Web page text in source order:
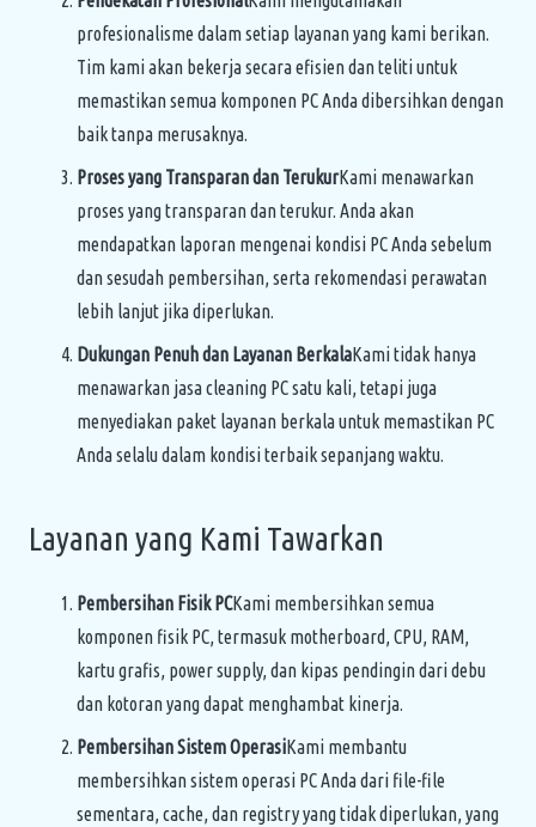
profesionalisme dalam setiap layanan yang kami berikan.
Tim kami akan bekerja secara efisien dan teliti untuk
memastikan semua komponen PC Anda dibersihkan dengan
baik tanpa merusaknya.
Proses yang Transparan dan TerukurKami menawarkan
proses yang transparan dan terukur. Anda akan
mendapatkan laporan mengenai kondisi PC Anda sebelum
dan sesudah pembersihan, serta rekomendasi perawatan
lebih lanjut jika diperlukan.
Dukungan Penuh dan Layanan BerkalaKami tidak hanya
menawarkan jasa cleaning PC satu kali, tetapi juga
menyediakan paket layanan berkala untuk memastikan PC
Anda selalu dalam kondisi terbaik sepanjang waktu.
Layanan yang Kami Tawarkan
Pembersihan Fisik PCKami membersihkan semua
komponen fisik PC, termasuk motherboard, CPU, RAM,
kartu grafis, power supply, dan kipas pendingin dari debu
dan kotoran yang dapat menghambat kinerja.
Pembersihan Sistem OperasiKami membantu
membersihkan sistem operasi PC Anda dari file-file
sementara, cache, dan registry yang tidak diperlukan, yang